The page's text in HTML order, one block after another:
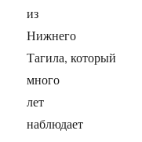
из
Нижнего
Тагила, который
много
лет
наблюдает